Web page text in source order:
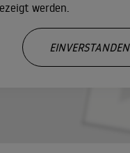
werden.
EINVERSTANDEN